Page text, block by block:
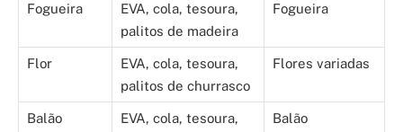
Fogueira
EVA, cola, tesoura,
palitos de madeira
Fogueira
Flor
EVA, cola, tesoura,
palitos de churrasco
Flores variadas
Balão
EVA, cola, tesoura,
Balão